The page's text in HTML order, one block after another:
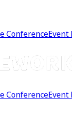
ConferenceEvent
ConferenceEvent